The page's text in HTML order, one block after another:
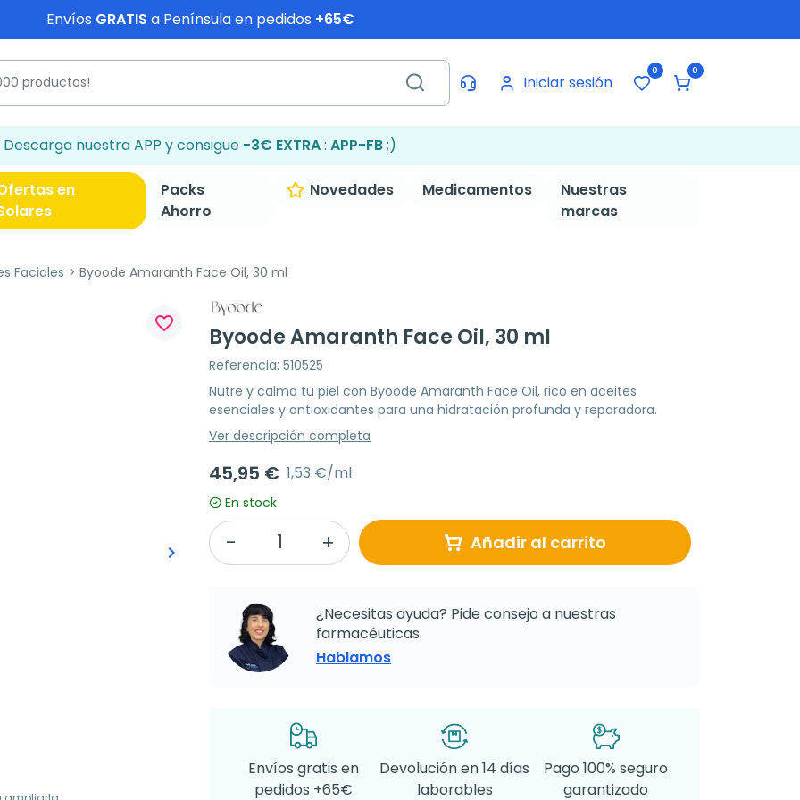
Envíos GRATIS a Península en pedidos +65€
Iniciar sesión
0 0
Descarga nuestra APP y consigue -3€ EXTRA: APP-FB;)
en
Packs
Ahorro
Novedades Medicamentos
Nuestras
marcas
Faciales Byoode Amaranth Face Oil, 30 ml
Siguiente
keyboard_arrow_right
favorite_border
Byoode Amaranth Face Oil, 30 ml
Referencia: 510525
Nutre y calma tu piel con Byoode Amaranth Face Oil, rico en aceites
esenciales y antioxidantes para una hidratación profunda y reparadora.
Ver descripción completa
45,95 € 1,53 €/ml
En stock
Añadir al carrito
¿Necesitas ayuda? Pide consejo a nuestras
farmacéuticas.
Hablamos
Envíos gratis en
pedidos +65€
Devolución en 14 días
laborables
Pago 100% seguro
garantizado